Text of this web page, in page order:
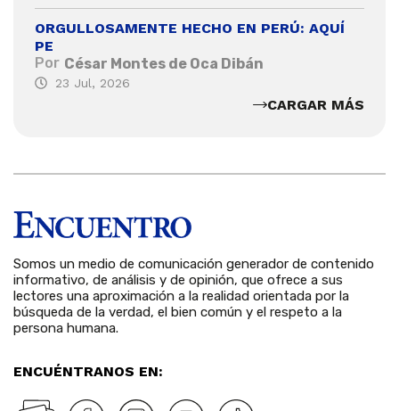
ORGULLOSAMENTE HECHO EN PERÚ: AQUÍ
PE
Por César Montes de Oca Dibán
23 Jul, 2026
CARGAR MÁS
Somos un medio de comunicación generador de contenido
informativo, de análisis y de opinión, que ofrece a sus
lectores una aproximación a la realidad orientada por la
búsqueda de la verdad, el bien común y el respeto a la
persona humana.
ENCUÉNTRANOS EN: